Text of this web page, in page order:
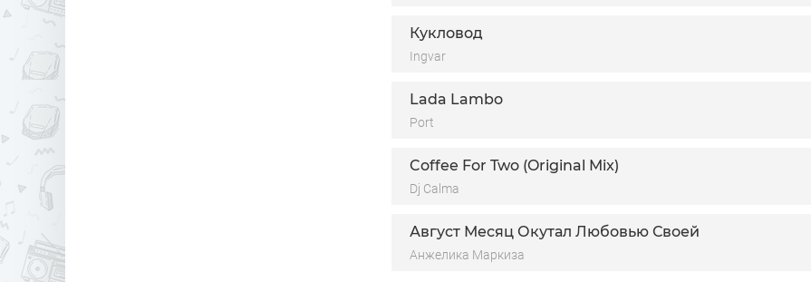
Кукловод
Ingvar
Lada Lambo
Port
Coffee For Two (Original Mix)
Dj Calma
Август Месяц Окутал Любовью Своей
Анжелика Маркиза